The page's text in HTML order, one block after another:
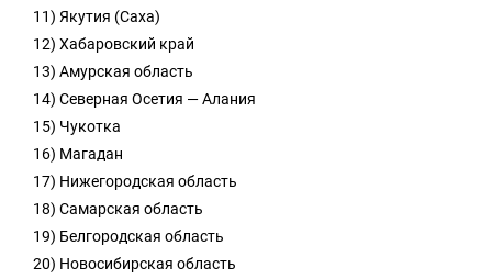
11) Якутия (Саха)
12) Хабаровский край
13) Амурская область
14) Северная Осетия — Алания
15) Чукотка
16) Магадан
17) Нижегородская область
18) Самарская область
19) Белгородская область
20) Новосибирская область